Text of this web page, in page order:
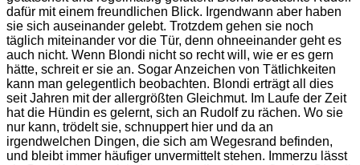
dafür mit einem freundlichen Blick. Irgendwann aber haben
sie sich auseinander gelebt. Trotzdem gehen sie noch
täglich miteinander vor die Tür, denn ohneeinander geht es
auch nicht. Wenn Blondi nicht so recht will, wie er es gern
hätte, schreit er sie an. Sogar Anzeichen von Tätlichkeiten
kann man gelegentlich beobachten. Blondi erträgt all dies
seit Jahren mit der allergrößten Gleichmut. Im Laufe der Zeit
hat die Hündin es gelernt, sich an Rudolf zu rächen. Wo sie
nur kann, trödelt sie, schnuppert hier und da an
irgendwelchen Dingen, die sich am Wegesrand befinden,
und bleibt immer häufiger unvermittelt stehen. Immerzu lässt